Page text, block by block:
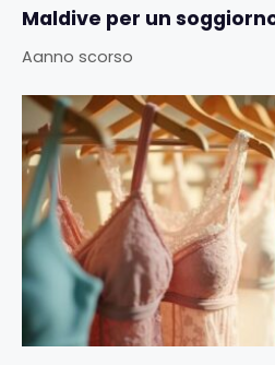
Maldive per un
Aanno scorso